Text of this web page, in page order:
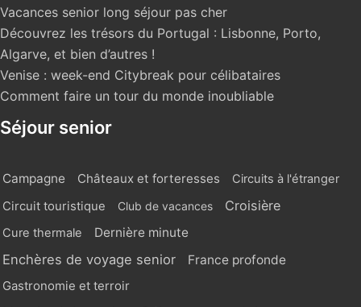
Vacances senior long séjour pas cher
Découvrez les trésors du Portugal : Lisbonne, Porto,
Algarve, et bien d’autres !
Venise : week-end Citybreak pour célibataires
Comment faire un tour du monde inoubliable
Séjour senior
Campagne Châteaux et forteresses
Circuits à l'étranger
Circuit touristique
Club de vacances Croisière
Cure thermale Dernière minute
Enchères de voyage senior
France profonde
Gastronomie et terroir